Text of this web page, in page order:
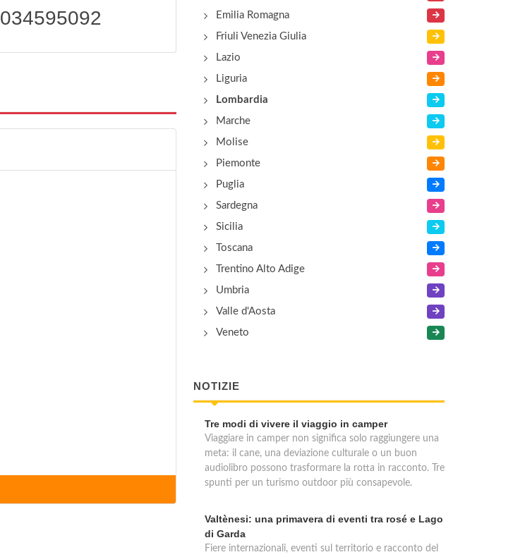
034595092
Emilia Romagna
Friuli Venezia Giulia
Lazio
Liguria
Lombardia
Marche
Molise
Piemonte
Puglia
Sardegna
Sicilia
Toscana
Trentino Alto Adige
Umbria
Valle d'Aosta
Veneto
NOTIZIE
Tre modi di vivere il viaggio in camper
Viaggiare in camper non significa solo raggiungere una
meta: il cane, una deviazione culturale o un buon
audiolibro possono trasformare la rotta in racconto. Tre
spunti per un turismo outdoor più consapevole.
Valtènesi: una primavera di eventi tra rosé e Lago
di Garda
Fiere internazionali, eventi sul territorio e racconto del